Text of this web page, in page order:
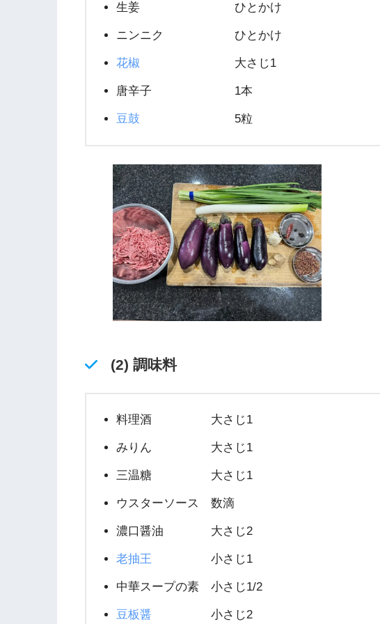
生姜 ひとかけ
ニンニク ひとかけ
花椒 大さじ1
唐辛子 1本
豆鼓5粒
(2) 調味料
料理酒 大さじ1
みりん 大さじ1
三温糖 大さじ1
ウスターソース 数滴
濃口醤油 大さじ2
老抽王 小さじ1
中華スープの素 小さじ1/2
豆板醤小さじ2